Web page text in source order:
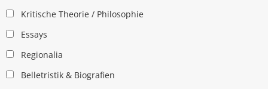
Kritische Theorie / Philosophie
Essays
Regionalia
Belletristik & Biografien